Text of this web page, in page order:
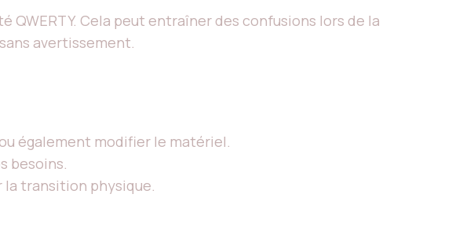
QWERTY. Cela peut entraîner des confusions lors de la
avertissement.
également modifier le matériel.
besoins.
la transition physique.